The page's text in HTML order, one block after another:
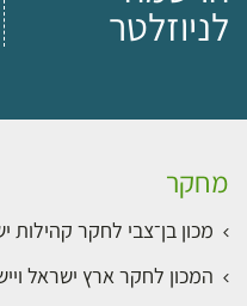
לניוזלטר
מחקר
מכון בן־צבי לחקר קהילות
המכון לחקר ארץ ישראל